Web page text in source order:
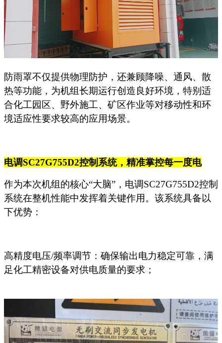
防雨罩不仅提供物理防护，还兼顾降噪、通风、散
热等功能，为机组长期运行创造良好环境，特别适
合化工园区、野外施工、矿区作业等对移动性和环
境适应性要求较高的应用场景。
电调SC27G755D2控制系统，精准掌控每一度电
作为本次机组的核心“大脑”，电调SC27G755D2控制
系统在整机性能中发挥着关键作用。该系统具备以
下优势：
高精度电压/频率调节：确保输出电力稳定可靠，满
足化工精密设备对供电质量的要求；